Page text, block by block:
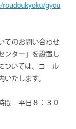
roudoukyoku/gyou
てのお問い合わせ
ンター」を設置し
ついては、コール
いたします。
間 平日８：３０